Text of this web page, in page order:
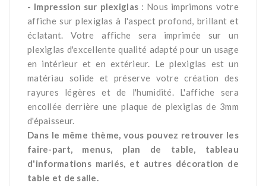
- Impression sur plexiglas : Nous imprimons votre
affiche sur plexiglas à l'aspect profond, brillant et
éclatant. Votre affiche sera imprimée sur un
plexiglas d'excellente qualité adapté pour un usage
en intérieur et en extérieur. Le plexiglas est un
matériau solide et préserve votre création des
rayures légères et de l'humidité. L'affiche sera
encollée derrière une plaque de plexiglas de 3mm
d'épaisseur.
Dans le même thème, vous pouvez retrouver les
faire-part, menus, plan de table, tableau
d'informations mariés, et autres décoration de
table et de salle.